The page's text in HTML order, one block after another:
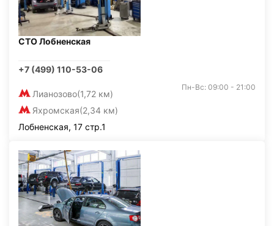
СТО Лобненская
+7 (499) 110-53-06
Лианозово(1,72 км)
Яхромская(2,34 км)
Пн-Вс: 09:00 - 21:00
Лобненская, 17 стр.1